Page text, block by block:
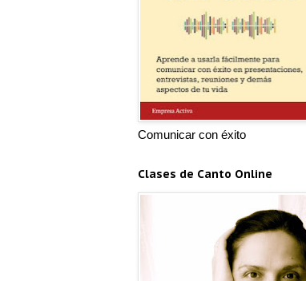
Comunicar con éxito
Clases de Canto Online